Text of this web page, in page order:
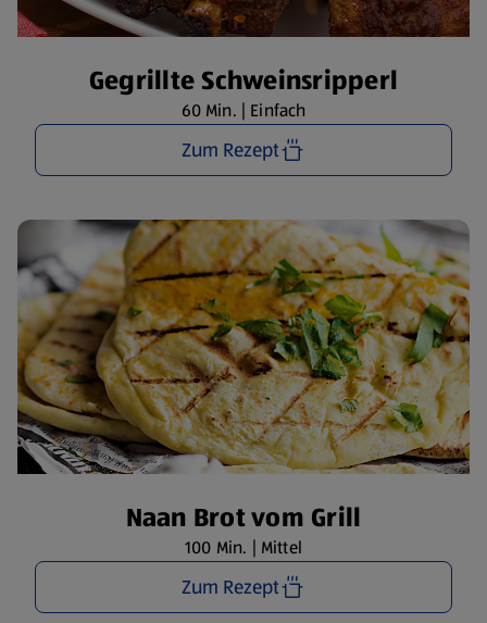
Gegrillte Schweinsripperl
60 Min. | Einfach
Zum Rezept
Naan Brot vom Grill
100 Min. | Mittel
Zum Rezept